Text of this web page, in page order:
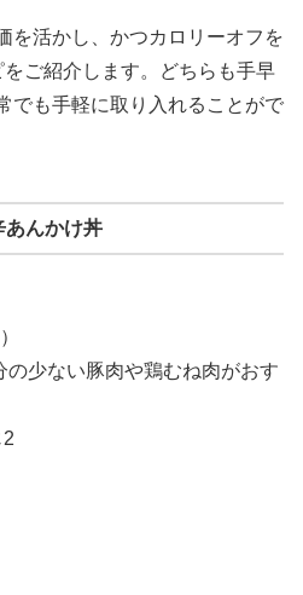
を活かし、かつカロリーオフを
ご紹介します。どちらも手早
でも手軽に取り入れることがで
あんかけ丼
少ない豚肉や鶏むね肉がおす